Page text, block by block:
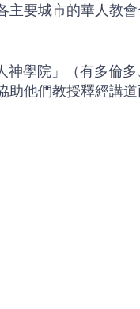
主要城市的華人教
神學院」（有多倫
助他們教授釋經講